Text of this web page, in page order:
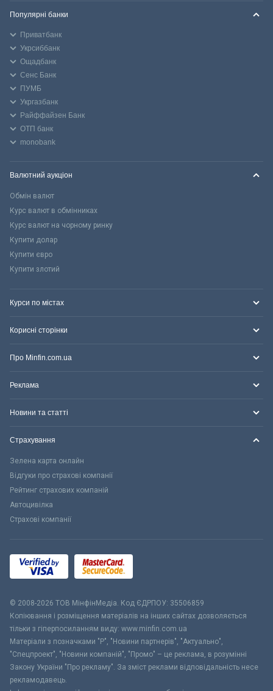
Популярні банки
Приватбанк
Укрсиббанк
Ощадбанк
Сенс Банк
ПУМБ
Укргазбанк
Райффайзен Банк
ОТП банк
monobank
Валютний аукціон
Обмін валют
Курс валют в обмінниках
Курс валют на чорному ринку
Купити долар
Купити євро
Купити злотий
Курси по містах
Корисні сторінки
Про Minfin.com.ua
Реклама
Новини та статті
Страхування
Зелена карта онлайн
Відгуки про страхові компанії
Рейтинг страхових компаній
Автоцивілка
Страхові компанії
© 2008-2026 ТОВ МiнфiнМедiа. Код ЄДРПОУ: 35506859
Копіювання і розміщення матеріалів на інших сайтах дозволяється
тільки з гіперпосиланням виду: www.minfin.com.ua
Матеріали з позначками "Р", "Новини партнерів", "Актуально",
"Спецпроект", "Новини компаній", "Промо" – це реклама, в розумінні
Закону України "Про рекламу". За зміст реклами відповідальність несе
рекламодавець.